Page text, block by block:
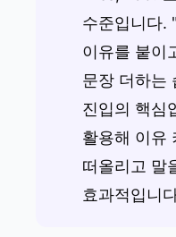
수준입니다.
이유를 붙이
문장 더하는
진입의 핵심
활용해 이유
떠올리고 말
효과적입니